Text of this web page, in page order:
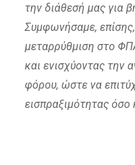
την διάθεσή μας για
Συμφωνήσαμε,
μεταρρύθμιση στο
και ενισχύοντας την
φόρου, ώστε να
εισπραξιμότητας